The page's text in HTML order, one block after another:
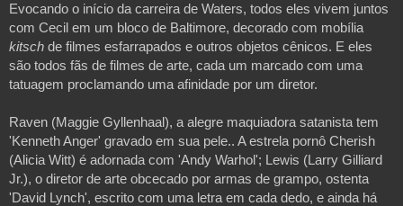
Evocando o início da carreira de Waters, todos eles vivem juntos
kitsch de filmes esfarrapados e outros objetos cênicos. E eles
são todos fãs de filmes de arte, cada um marcado com uma
tatuagem proclamando uma afinidade por um diretor.
Raven (Maggie Gyllenhaal), a alegre maquiadora satanista tem
'Kenneth Anger' gravado em sua pele.. A estrela pornô Cherish
(Alicia Witt) é adornada com 'Andy Warhol'; Lewis (Larry Gilliard
Jr.), o diretor de arte obcecado por armas de grampo, ostenta
'David Lynch', escrito com uma letra em cada dedo, e ainda há